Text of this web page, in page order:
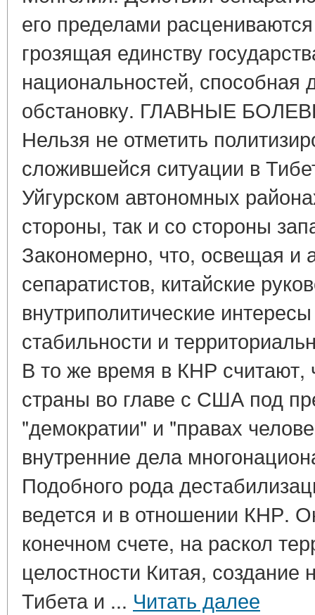
его пределами
грозящая единству
национальностей, способная
обстановку. ГЛАВНЫЕ
Нельзя не отметить
сложившейся ситуации в
Уйгурском автономных
стороны, так и со стороны
Закономерно, что, освещая и
сепаратистов, китайские
внутриполитические
стабильности и
В то же время в КНР считают,
страны во главе с США под
"демократии" и "правах
внутренние дела
Подобного рода
ведется и в отношении КНР.
конечном счете, на раскол
целостности Китая, создание
Тибета и ... Читать далее